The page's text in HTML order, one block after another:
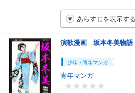
あらすじを表示する
演歌漫画 坂本冬美物語
少年・青年マンガ
青年マンガ
-